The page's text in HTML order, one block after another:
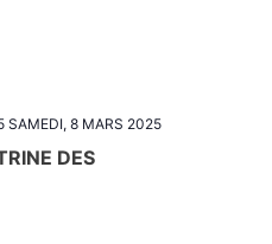
DES
SAMEDI, 8 MARS 2025